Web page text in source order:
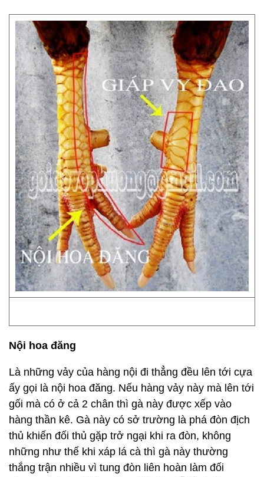
Nội hoa đăng
Là những vảy của hàng nội đi thẳng đều lên tới cựa
ấy gọi là nội hoa đăng. Nếu hàng vảy này mà lên tới
gối mà có ở cả 2 chân thì gà này được xếp vào
hàng thần kê. Gà này có sở trường là phá đòn địch
thủ khiến đối thủ gặp trở ngại khi ra đòn, không
những như thế khi xáp lá cà thì gà này thường
thắng trận nhiều vì tung đòn liên hoàn làm đối